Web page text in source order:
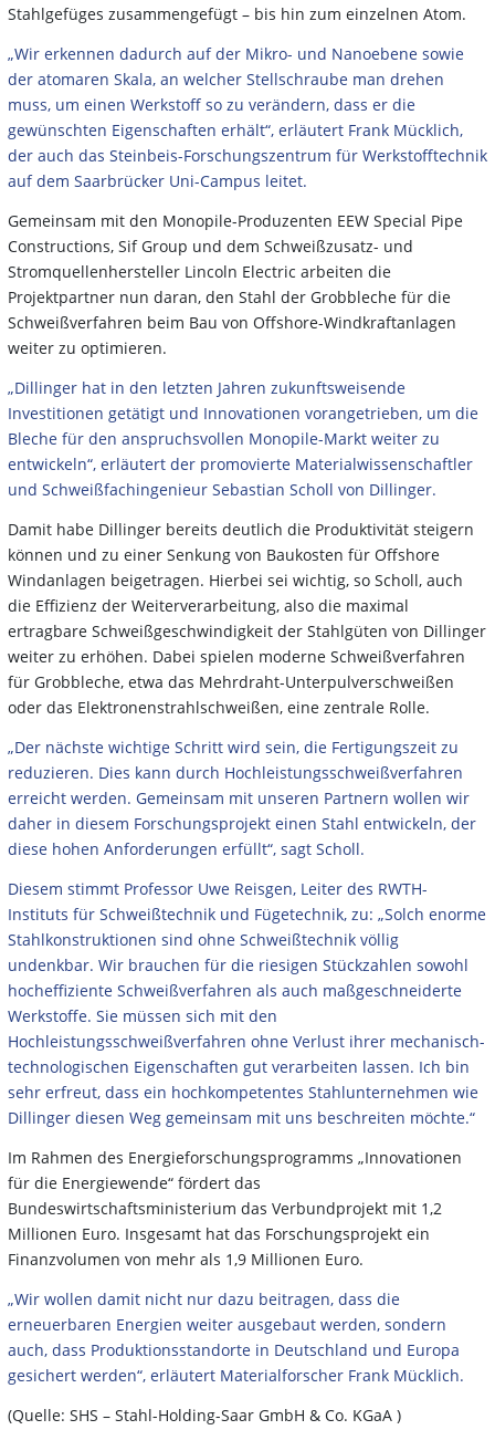
Stahlgefüges zusammengefügt – bis hin zum einzelnen Atom.
„Wir erkennen dadurch auf der Mikro- und Nanoebene sowie
der atomaren Skala, an welcher Stellschraube man drehen
muss, um einen Werkstoff so zu verändern, dass er die
gewünschten Eigenschaften erhält“, erläutert Frank Mücklich,
der auch das Steinbeis-Forschungszentrum für Werkstofftechnik
auf dem Saarbrücker Uni-Campus leitet.
Gemeinsam mit den Monopile-Produzenten EEW Special Pipe
Constructions, Sif Group und dem Schweißzusatz- und
Stromquellenhersteller Lincoln Electric arbeiten die
Projektpartner nun daran, den Stahl der Grobbleche für die
Schweißverfahren beim Bau von Offshore-Windkraftanlagen
weiter zu optimieren.
„Dillinger hat in den letzten Jahren zukunftsweisende
Investitionen getätigt und Innovationen vorangetrieben, um die
Bleche für den anspruchsvollen Monopile-Markt weiter zu
entwickeln“, erläutert der promovierte Materialwissenschaftler
und Schweißfachingenieur Sebastian Scholl von Dillinger.
Damit habe Dillinger bereits deutlich die Produktivität steigern
können und zu einer Senkung von Baukosten für Offshore
Windanlagen beigetragen. Hierbei sei wichtig, so Scholl, auch
die Effizienz der Weiterverarbeitung, also die maximal
ertragbare Schweißgeschwindigkeit der Stahlgüten von Dillinger
weiter zu erhöhen. Dabei spielen moderne Schweißverfahren
für Grobbleche, etwa das Mehrdraht-Unterpulverschweißen
oder das Elektronenstrahlschweißen, eine zentrale Rolle.
„Der nächste wichtige Schritt wird sein, die Fertigungszeit zu
reduzieren. Dies kann durch Hochleistungsschweißverfahren
erreicht werden. Gemeinsam mit unseren Partnern wollen wir
daher in diesem Forschungsprojekt einen Stahl entwickeln, der
diese hohen Anforderungen erfüllt“, sagt Scholl.
Diesem stimmt Professor Uwe Reisgen, Leiter des RWTH-
Instituts für Schweißtechnik und Fügetechnik, zu: „Solch enorme
Stahlkonstruktionen sind ohne Schweißtechnik völlig
undenkbar. Wir brauchen für die riesigen Stückzahlen sowohl
hocheffiziente Schweißverfahren als auch maßgeschneiderte
Werkstoffe. Sie müssen sich mit den
Hochleistungsschweißverfahren ohne Verlust ihrer mechanisch-
technologischen Eigenschaften gut verarbeiten lassen. Ich bin
sehr erfreut, dass ein hochkompetentes Stahlunternehmen wie
Dillinger diesen Weg gemeinsam mit uns beschreiten möchte.“
Im Rahmen des Energieforschungsprogramms „Innovationen
für die Energiewende“ fördert das
Bundeswirtschaftsministerium das Verbundprojekt mit 1,2
Millionen Euro. Insgesamt hat das Forschungsprojekt ein
Finanzvolumen von mehr als 1,9 Millionen Euro.
„Wir wollen damit nicht nur dazu beitragen, dass die
erneuerbaren Energien weiter ausgebaut werden, sondern
auch, dass Produktionsstandorte in Deutschland und Europa
gesichert werden“, erläutert Materialforscher Frank Mücklich.
(Quelle: SHS – Stahl-Holding-Saar GmbH & Co. KGaA )